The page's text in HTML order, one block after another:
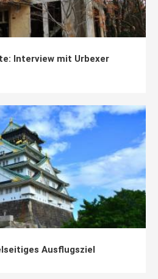
Interview mit Urbexer
Ausflugsziel